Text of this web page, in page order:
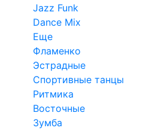
Jazz Funk
Dance Mix
Еще
Фламенко
Эстрадные
Спортивные танцы
Ритмика
Восточные
Зумба